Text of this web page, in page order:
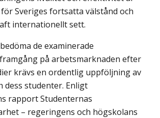
Sveriges fortsatta välstånd och
internationellt sett.
de examinerade
på arbetsmarknaden efter
krävs en ordentlig uppföljning av
dess studenter. Enligt
rapport Studenternas
– regeringens och högskolans